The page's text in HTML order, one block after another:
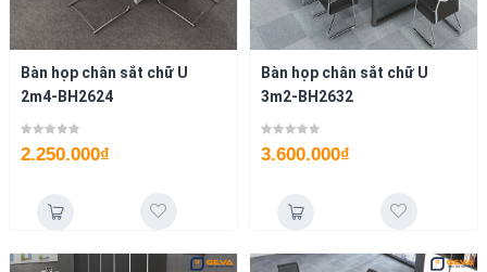
Bàn họp chân sắt chữ U
2m4-BH2624
2.250.000₫
Bàn họp chân sắt chữ U
3m2-BH2632
3.600.000₫